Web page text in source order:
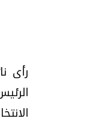
رأى